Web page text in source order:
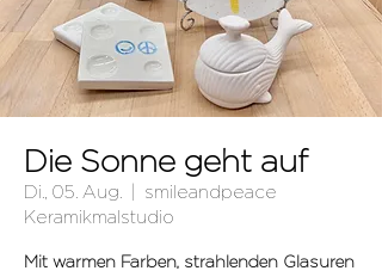
Die Sonne geht auf
Di., 05. Aug.
smileandpeace
Keramikmalstudio
Mit warmen Farben, strahlenden Glasuren